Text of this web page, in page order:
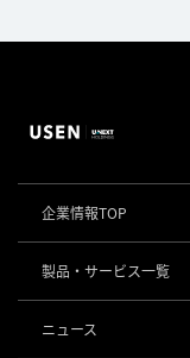
企業情報TOP
会社概要・役員一覧
事業内容
社長メッセージ
製品・サービス一覧
POSレジ 他
ニュース